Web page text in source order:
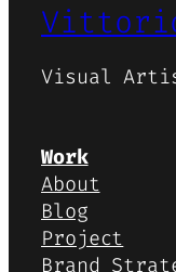
Visual
Work
About
Blog
Project
Brand